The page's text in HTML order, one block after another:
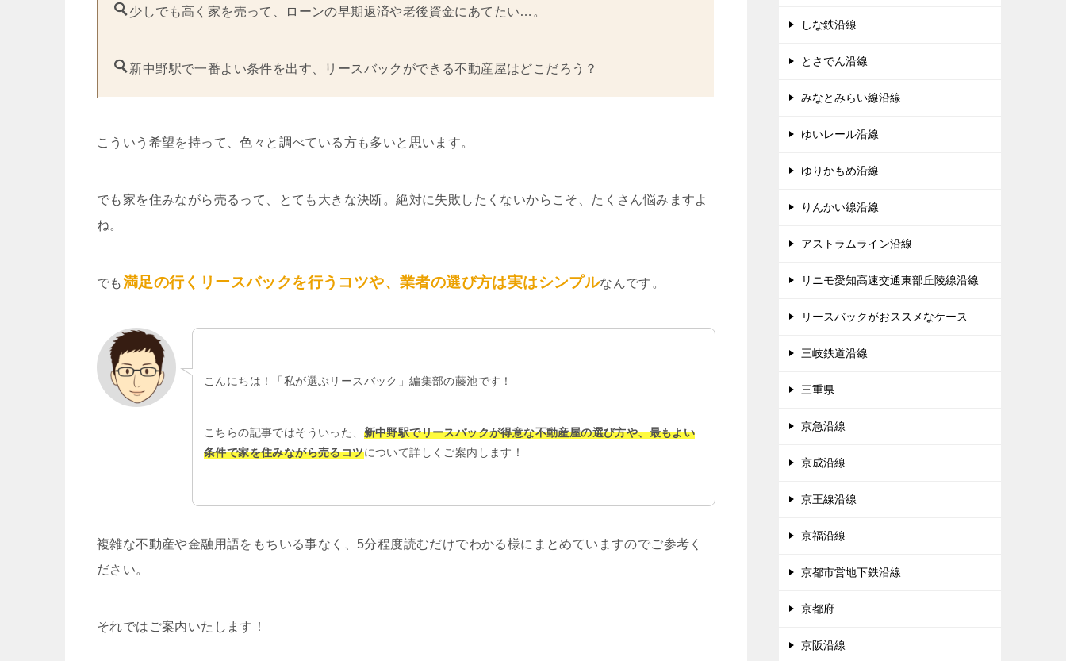
少しでも高く家を売って、ローンの早期返済や老後資金にあてたい…。
新中野駅で一番よい条件を出す、リースバックができる不動産屋はどこだろう？
こういう希望を持って、色々と調べている方も多いと思います。
でも家を住みながら売るって、とても大きな決断。絶対に失敗したくないからこそ、たくさん悩みますよ
ね。
でも満足の行くリースバックを行うコツや、業者の選び方は実はシンプルなんです。
こんにちは！「私が選ぶリースバック」編集部の藤池です！
こちらの記事ではそういった、 新中野駅でリースバックが得意な不動産屋の選び方や、最もよい
条件で家を住みながら売るコツについて詳しくご案内します！
複雑な不動産や金融用語をもちいる事なく、5分程度読むだけでわかる様にまとめていますのでご参考く
ださい。
それではご案内いたします！
しな鉄沿線
とさでん沿線
みなとみらい線沿線
ゆいレール沿線
ゆりかもめ沿線
りんかい線沿線
アストラムライン沿線
リニモ愛知高速交通東部丘陵線沿線
リースバックがおススメなケース
三岐鉄道沿線
三重県
京急沿線
京成沿線
京王線沿線
京福沿線
京都市営地下鉄沿線
京都府
京阪沿線